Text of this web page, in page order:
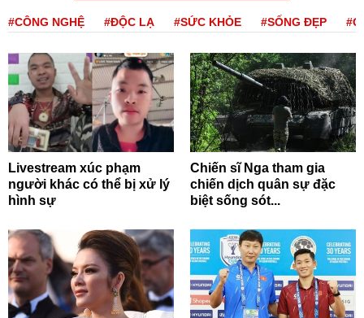
#CÔNG NGHỆ #ĐỘC LẠ #SỨC KHỎE #SỐNG ĐẸP
Livestream xúc phạm
người khác có thể bị xử lý
hình sự
Chiến sĩ Nga tham gia
chiến dịch quân sự đặc
biệt sống sót...